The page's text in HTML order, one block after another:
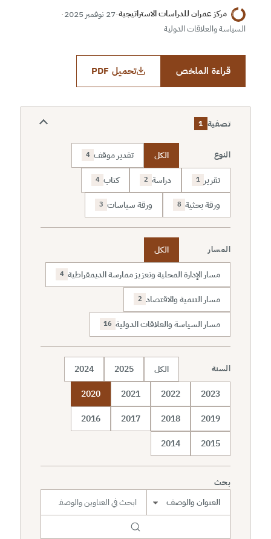
مركز عمران للدراسات الاستراتيجية·27 نوفمبر 2025
·
السياسة والعلاقات الدولية
قراءة الملخص تحميل PDF
تصفية 1
النوع الكل تقدير موقف 4
تقرير 1 دراسة 2 كتاب 4
ورقة بحثية 8 ورقة سياسات 3
المسار
الكل
مسار الإدارة المحلية وتعزيز ممارسة الديمقراطية 4
مسار التنمية والاقتصاد 2
مسار السياسة والعلاقات الدولية 16
السنة الكل 2025
2024
2023
2022
2021
2020
2019
2018
2017
2016
2015
2014
بحث